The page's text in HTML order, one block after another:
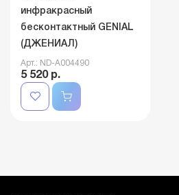
инфракрасный
бесконтактный GENIAL
(ДЖЕНИАЛ)
Арт.: ND-A004490
5 520 р.